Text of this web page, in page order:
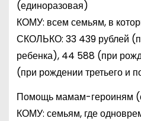
(единоразовая)
КОМУ: всем семьям, в
СКОЛЬКО: 33 439 рублей
ребенка), 44 588 (при
(при рождении третьего и
Помощь мамам-героиням
КОМУ: семьям, где